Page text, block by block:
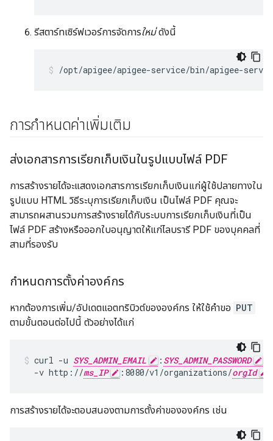
รีสตาร์ทเซิร์ฟเวอร์การจัดการใหม่ดังนี้
/opt/apigee/apigee-service/bin/apigee-
การกำหนดค่าเพิ่มเติม
ส่งเอกสารการเรียกเก็บเงินในรูปแบบไฟล์ PDF
การสร้างรายได้จะแสดงเอกสารการเรียกเก็บเงินแก่ผู้ใช้ปลายทางใน
รูปแบบ HTML วิธีระบุการเรียกเก็บเงิน เป็นไฟล์ PDF คุณจะ
สามารถผสานรวมการสร้างรายได้กับระบบการเรียกเก็บเงินที่เป็น
ไฟล์ PDF สร้างหรือออกใบอนุญาตให้แก่ไลบรารี PDF ของบุคคลที่
สามที่รองรับ
กำหนดการตั้งค่าองค์กร
หากต้องการเพิ่ม/อัปเดตแอตทริบิวต์ขององค์กร ให้ใช้คำขอ PUT
ตามขั้นตอนต่อไปนี้ ตัวอย่างได้แก่
curl -u SYS_ADMIN_EMAIL : SYS_ADMIN_PASSWORD
\
  -v http://
ms_IP :8080/v1/organizations/orgId
การสร้างรายได้จะตอบสนองตามการตั้งค่าขององค์กร เช่น